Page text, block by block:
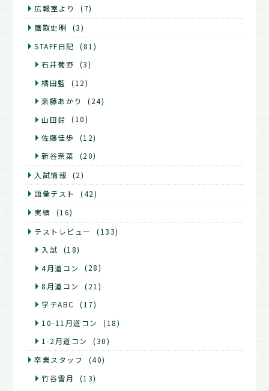
広報室より
(7)
鷹取史明
(3)
STAFF日記
(81)
石井葡野
(3)
橘田藍
(12)
斎藤あかり
(24)
山田鈴
(10)
佐藤佳歩
(12)
新谷奈菜
(20)
入試情報
(2)
語彙テスト
(42)
実績
(16)
テストレビュー
(133)
入試
(18)
4月道コン
(28)
8月道コン
(21)
学テABC
(17)
10-11月道コン
(18)
1-2月道コン
(30)
卒業スタッフ
(40)
竹谷雪月
(13)